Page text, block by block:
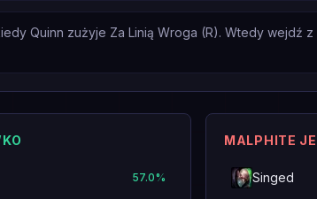
Quinn zużyje Za Linią Wroga (R). Wtedy wejdź
57.0%
MALPHITE
Singed